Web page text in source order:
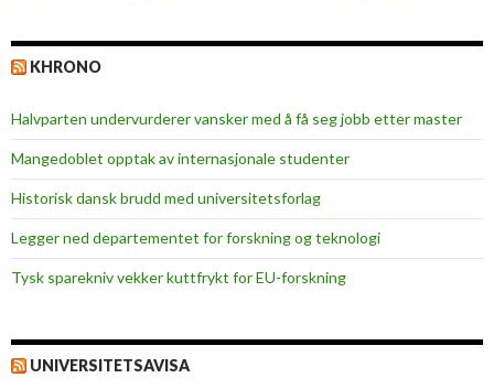
KHRONO
Halvparten undervurderer vansker med å få seg jobb etter master
Mangedoblet opptak av internasjonale studenter
Historisk dansk brudd med universitetsforlag
Legger ned departementet for forskning og teknologi
Tysk sparekniv vekker kuttfrykt for EU-forskning
UNIVERSITETSAVISA